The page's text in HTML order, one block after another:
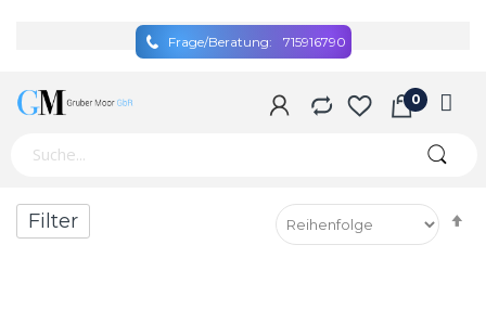
Frage/Beratung: 715916790
Filter